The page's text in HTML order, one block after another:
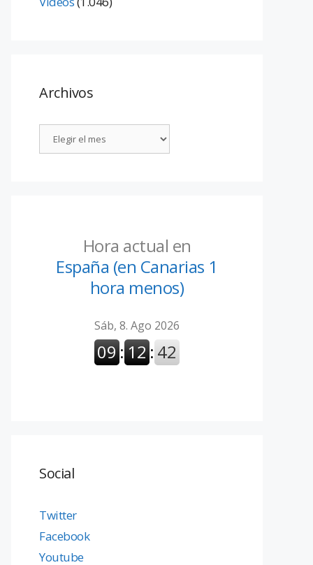
Archivos
Hora actual en
España (en Canarias 1
hora menos)
Social
Twitter
Facebook
Youtube